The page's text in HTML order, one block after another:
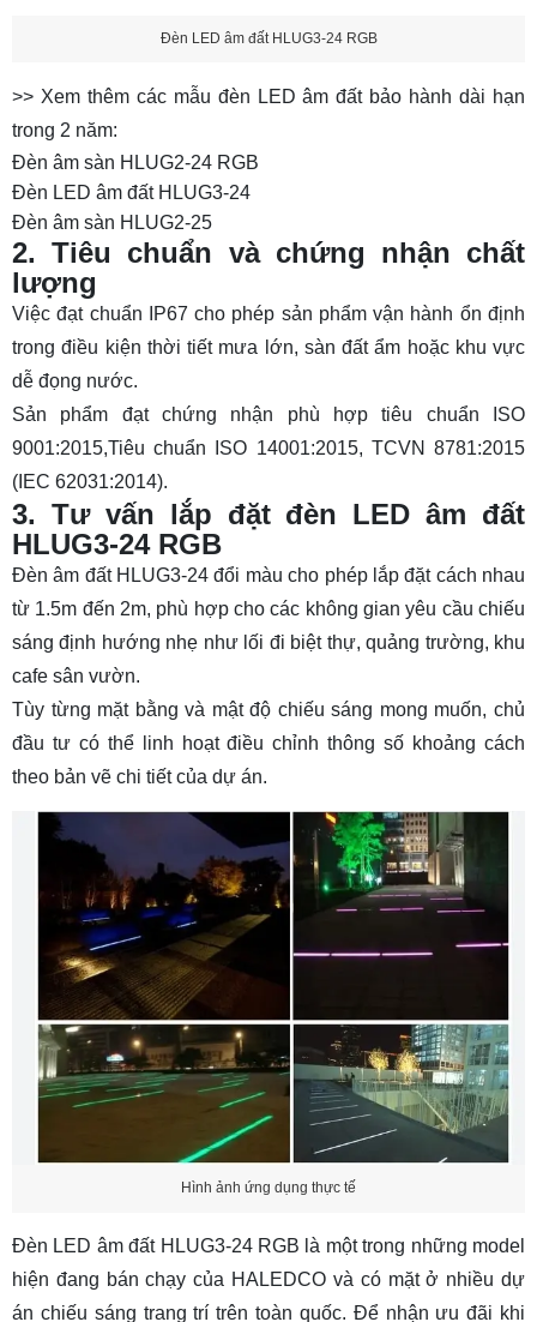
Đèn LED âm đất HLUG3-24 RGB
>> Xem thêm các mẫu đèn LED âm đất bảo hành dài hạn
trong 2 năm:
Đèn âm sàn HLUG2-24 RGB
Đèn LED âm đất HLUG3-24
Đèn âm sàn HLUG2-25
2. Tiêu chuẩn và chứng nhận chất
lượng
Việc đạt chuẩn IP67 cho phép sản phẩm vận hành ổn định
trong điều kiện thời tiết mưa lớn, sàn đất ẩm hoặc khu vực
dễ đọng nước.
Sản phẩm đạt chứng nhận phù hợp tiêu chuẩn ISO
9001:2015,Tiêu chuẩn ISO 14001:2015, TCVN 8781:2015
(IEC 62031:2014).
3. Tư vấn lắp đặt đèn LED âm đất
HLUG3-24 RGB
Đèn âm đất HLUG3-24 đổi màu cho phép lắp đặt cách nhau
từ 1.5m đến 2m, phù hợp cho các không gian yêu cầu chiếu
sáng định hướng nhẹ như lối đi biệt thự, quảng trường, khu
cafe sân vườn.
Tùy từng mặt bằng và mật độ chiếu sáng mong muốn, chủ
đầu tư có thể linh hoạt điều chỉnh thông số khoảng cách
theo bản vẽ chi tiết của dự án.
Hình ảnh ứng dụng thực tế
Đèn LED âm đất HLUG3-24 RGB là một trong những model
hiện đang bán chạy của HALEDCO và có mặt ở nhiều dự
án chiếu sáng trang trí trên toàn quốc. Để nhận ưu đãi khi